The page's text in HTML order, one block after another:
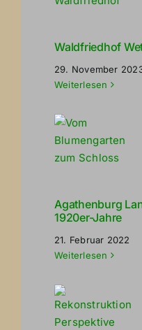
Waldfriedhof
29. November
Weiterlesen
Agathenburg
1920er-Jahre
21. Februar 2022
Weiterlesen